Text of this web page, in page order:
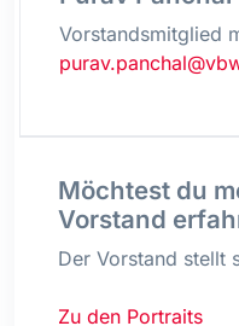
Vorstandsmitglied
Möchtest du
Vorstand
Der Vorstand stellt
Zu den Portraits